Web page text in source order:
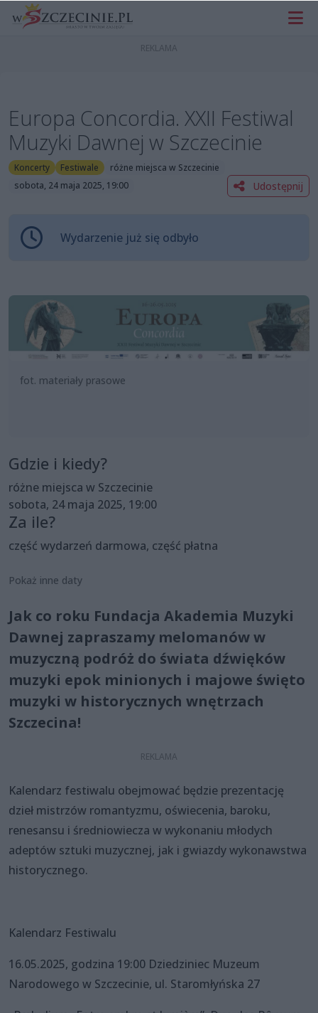
Europa Concordia. XXII Festiwal
Muzyki Dawnej w Szczecinie
Koncerty Festiwale
różne miejsca w Szczecinie
sobota, 24 maja 2025, 19:00
Udostępnij
Wydarzenie już się odbyło
fot. materiały prasowe
Gdzie i kiedy?
różne miejsca w Szczecinie
sobota, 24 maja 2025, 19:00
Za ile?
część wydarzeń darmowa, część płatna
Pokaż inne daty
Jak co roku Fundacja Akademia Muzyki
Dawnej zapraszamy melomanów w
muzyczną podróż do świata dźwięków
muzyki epok minionych i majowe święto
muzyki w historycznych wnętrzach
Szczecina!
Kalendarz festiwalu obejmować będzie prezentację
dzieł mistrzów romantyzmu, oświecenia, baroku,
renesansu i średniowiecza w wykonaniu młodych
adeptów sztuki muzycznej, jak i gwiazdy wykonawstwa
historycznego.
Kalendarz Festiwalu
16.05.2025, godzina 19:00 Dziedziniec Muzeum
Narodowego w Szczecinie, ul. Staromłyńska 27